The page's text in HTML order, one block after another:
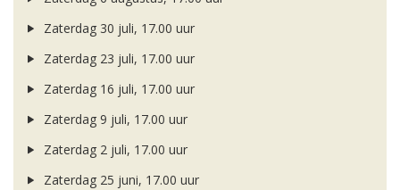
Zaterdag 30 juli, 17.00 uur
Zaterdag 23 juli, 17.00 uur
Zaterdag 16 juli, 17.00 uur
Zaterdag 9 juli, 17.00 uur
Zaterdag 2 juli, 17.00 uur
Zaterdag 25 juni, 17.00 uur